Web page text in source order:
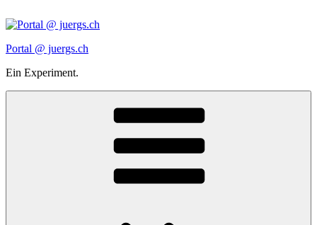
Inhalt
Portal @ juergs.ch
Ein Experiment.